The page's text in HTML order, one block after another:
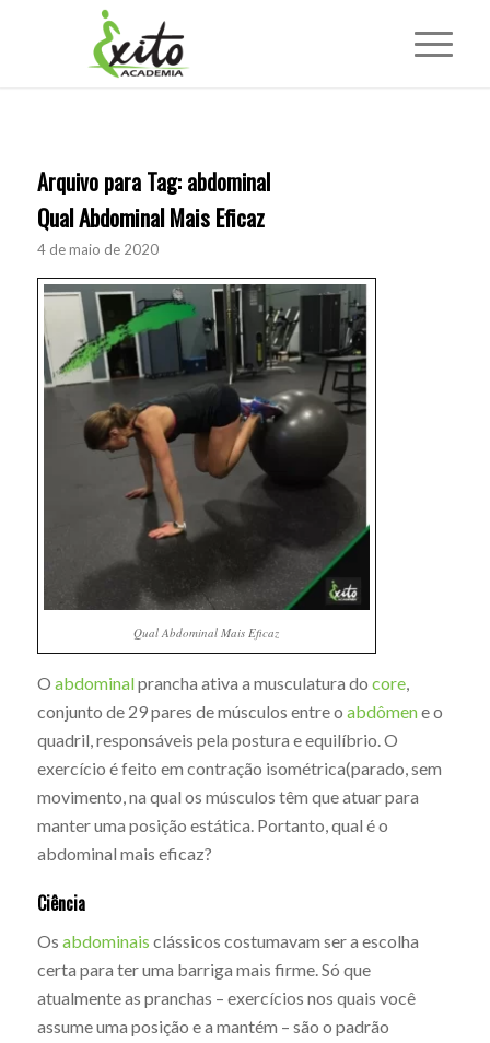
Arquivo para Tag: abdominal
Qual Abdominal Mais Eficaz
4 de maio de 2020
Qual Abdominal Mais Eficaz
O abdominalprancha ativa a musculatura do core,
conjunto de 29 pares de músculos entre o abdômene o
quadril, responsáveis pela postura e equilíbrio. O
exercício é feito em contração isométrica(parado, sem
movimento, na qual os músculos têm que atuar para
manter uma posição estática. Portanto, qual é o
abdominal mais eficaz?
Ciência
Os abdominais clássicos costumavam ser a escolha
certa para ter uma barriga mais firme. Só que
atualmente as pranchas – exercícios nos quais você
assume uma posição e a mantém – são o padrão